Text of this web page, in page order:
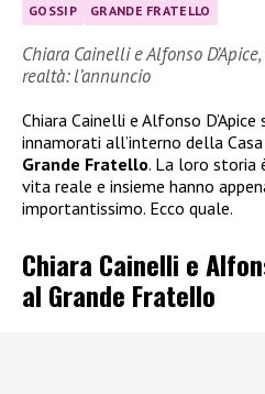
GOSSIP GRANDE FRATELLO
Chiara Cainelli e Alfonso
realtà: l’annuncio
Chiara Cainelli e Alfonso
innamorati all’interno della
Grande Fratello. La loro storia
vita reale e insieme hanno
importantissimo. Ecco quale.
Chiara Cainelli e
al Grande Fratello